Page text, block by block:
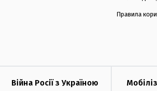
Правила
Війна Росії з Україною